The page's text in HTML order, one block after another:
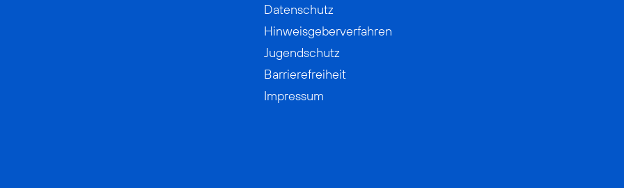
Datenschutz
Hinweisgeberverfahren
Jugendschutz
Barrierefreiheit
Impressum